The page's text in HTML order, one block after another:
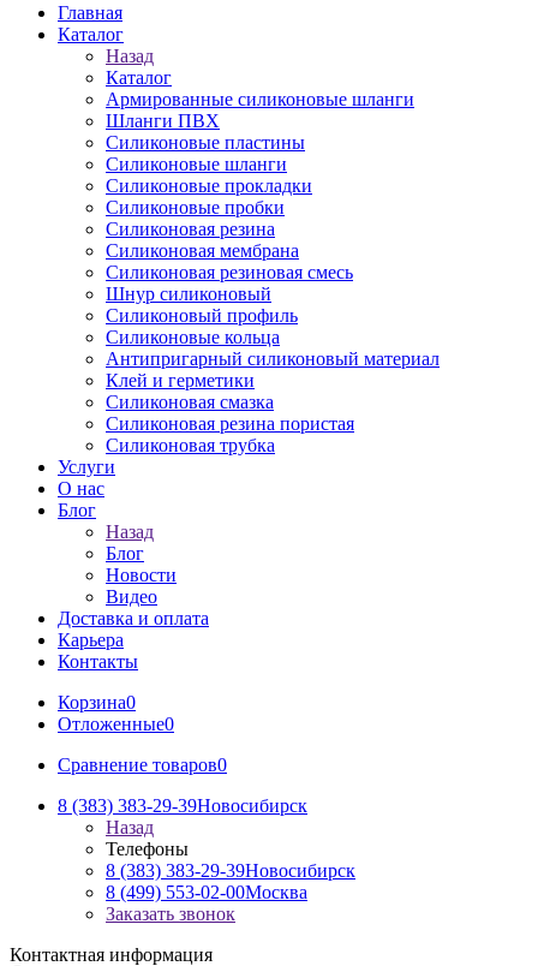
Главная
Каталог
Назад
Каталог
Армированные силиконовые шланги
Шланги ПВХ
Силиконовые пластины
Силиконовые шланги
Силиконовые прокладки
Силиконовые пробки
Силиконовая резина
Силиконовая мембрана
Силиконовая резиновая смесь
Шнур силиконовый
Силиконовый профиль
Силиконовые кольца
Антипригарный силиконовый материал
Клей и герметики
Силиконовая смазка
Силиконовая резина пористая
Силиконовая трубка
Услуги
О нас
Блог
Назад
Блог
Новости
Видео
Доставка и оплата
Карьера
Контакты
Корзина0
Отложенные0
Сравнение товаров0
8 (383) 383-29-39Новосибирск
Назад
Телефоны
8 (383) 383-29-39Новосибирск
8 (499) 553-02-00Москва
Заказать звонок
Контактная информация